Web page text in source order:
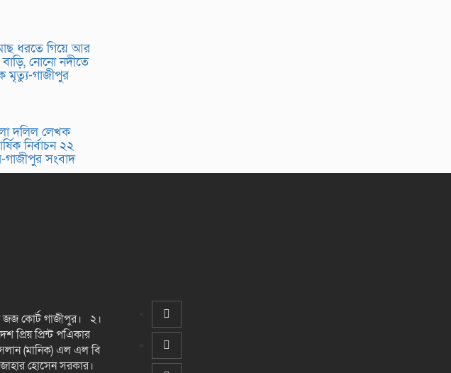
ধরতে গিয়ে আর
নোনো নদীতে
মৃত্যু-গাজীপুর
দলিল লেখক
নির্বাচন ২২
গাজীপুর সংবাদ
জজ কোর্ট গাজীপুর। ২।
প্রিয় প্রিন্ট পএিকার
(মানিক) এল এল বি
হোসেন সরকার।